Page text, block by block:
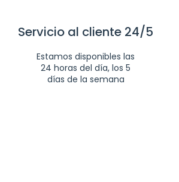
Servicio al cliente 24/5
Estamos disponibles las
24 horas del día, los 5
días de la semana